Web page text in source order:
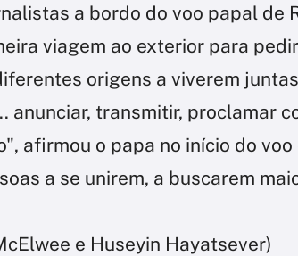
a bordo do voo papal de
viagem ao exterior para
origens a viverem
anunciar, transmitir, proclamar
afirmou o papa no início do
a se unirem, a buscarem
e Huseyin Hayatsever)